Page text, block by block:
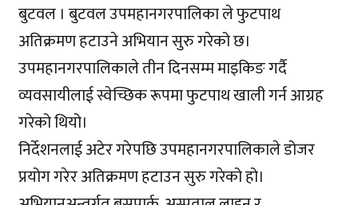
बुटवल ।बुटवल उपमहानगरपालिकाले फुटपाथ
अतिक्रमण हटाउने अभियान सुरु गरेको छ।
उपमहानगरपालिकाले तीन दिनसम्म माइकिङ गर्दै
व्यवसायीलाई स्वेच्छिक रूपमा फुटपाथ खाली गर्न आग्रह
गरेको थियो।
निर्देशनलाई अटेर गरेपछि उपमहानगरपालिकाले डोजर
प्रयोग गरेर अतिक्रमण हटाउन सुरु गरेको हो।